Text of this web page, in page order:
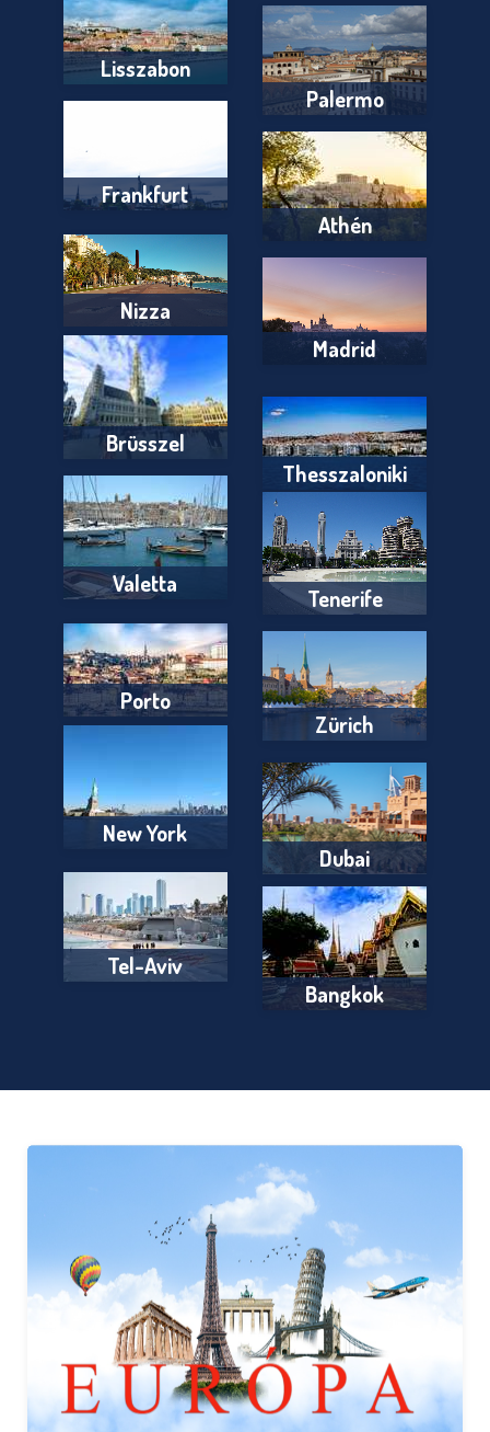
Lisszabon
Palermo
Frankfurt
Athén
Nizza
Madrid
Brüsszel
Thesszaloniki
Valetta
Tenerife
Porto
Zürich
New York
Dubai
Tel-Aviv
Bangkok